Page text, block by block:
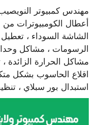
مهندس كمبيوتر
أعطال الكومبيوترات
الشاشة السوداء ،
الرسومات ، مشاكل
مشاكل الحرارة الزائدة
اقلاع الحاسوب بشكل
استبدال بور سبلاي ،